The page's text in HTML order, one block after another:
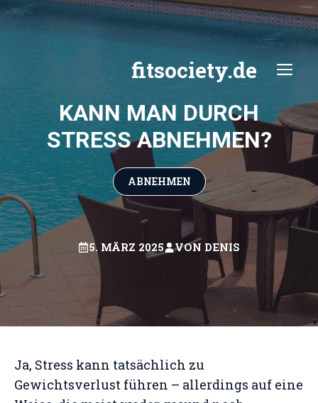
Zum
Inhalt
fitsociety.de
KANN MAN DURCH
STRESS ABNEHMEN?
ABNEHMEN
5. MÄRZ 2025 VON DENIS
Ja, Stress kann tatsächlich zu
Gewichtsverlust führen – allerdings auf eine